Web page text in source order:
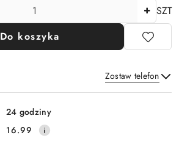
SZT
Do koszyka
Zostaw telefon
Wyślij
24 godziny
16.99